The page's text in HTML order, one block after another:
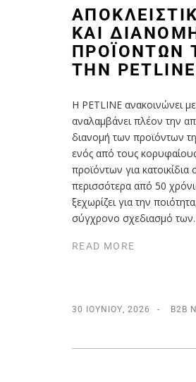
ΚΑΙ
ΠΡΟΪΌΝΤΩΝ
ΤΗΝ PETLINE
Η PETLINE ανακοινώνει με
αναλαμβάνει πλέον την
διανομή των προϊόντων
ενός από τους
προϊόντων για
περισσότερα από 50
ξεχωρίζει για την
σύγχρονο σχεδιασμό
READ MORE
30 ΙΟΥΝΊΟΥ, 2026 B2B